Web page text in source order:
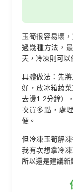
玉筍很容易壞
過幾種方法，
天，冷凍則可以
具體做法：先
好，放冰箱蔬
去燙1-2分鐘）
次買多點，處
便。
但冷凍玉筍解
我有次想拿冷
所以還是建議新